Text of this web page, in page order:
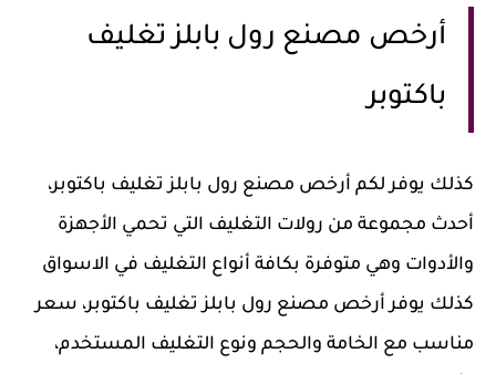
أرخص مصنع رول بابلز تغليف
باكتوبر
كذلك يوفر لكم أرخص مصنع رول بابلز تغليف باكتوبر،
أحدث مجموعة من رولات التغليف التي تحمي الأجهزة
والأدوات وهي متوفرة بكافة أنواع التغليف في الاسواق
كذلك يوفر أرخص مصنع رول بابلز تغليف باكتوبر، سعر
مناسب مع الخامة والحجم ونوع التغليف المستخدم،